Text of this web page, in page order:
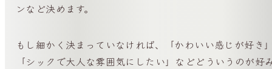
ンなど決めます。
もし細かく決まっていなければ、「かわいい感じが好き
「シックで大人な雰囲気にしたい」などどういうのが好